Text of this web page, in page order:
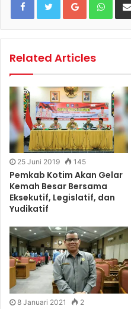
Related Articles
25 Juni 2019 145
Pemkab Kotim Akan Gelar
Kemah Besar Bersama
Eksekutif, Legislatif, dan
Yudikatif
8 Januari 2021 2